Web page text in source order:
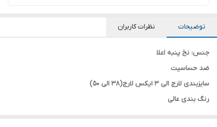
توضیحات نظرات کاربران
جنس: نخ پنبه اعلا
ضد حساسیت
سایزبندی لارج الی 3 ایکس لارج(38 الی 50)
رنگ بندی عالی